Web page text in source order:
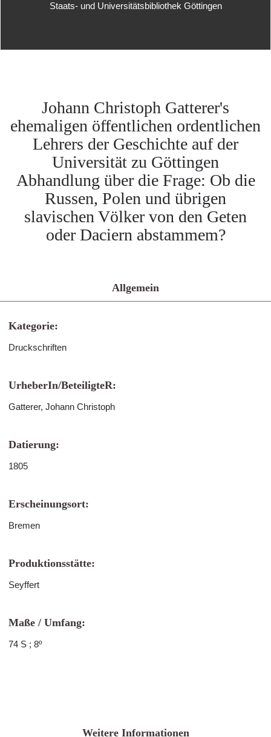
Staats- und Universitätsbibliothek Göttingen
Johann Christoph Gatterer's
ehemaligen öffentlichen ordentlichen
Lehrers der Geschichte auf der
Universität zu Göttingen
Abhandlung über die Frage: Ob die
Russen, Polen und übrigen
slavischen Völker von den Geten
oder Daciern abstammem?
Allgemein
Kategorie:
Druckschriften
UrheberIn/BeteiligteR:
Gatterer, Johann Christoph
Datierung:
1805
Erscheinungsort:
Bremen
Produktionsstätte:
Seyffert
Maße / Umfang:
74 S ; 8º
Weitere Informationen